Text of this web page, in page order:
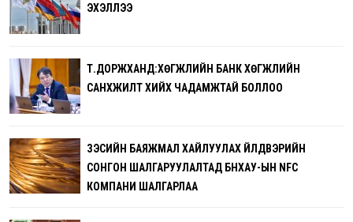
ЭХЭЛЛЭЭ
Т.ДОРЖХАНД:ХӨГЖЛИЙН БАНК ХӨГЖЛИЙН
САНХҮҮЖИЛТ ХИЙХ ЧАДАМЖТАЙ БОЛЛОО
ЗЭСИЙН БАЯЖМАЛ ХАЙЛУУЛАХ ҮЙЛДВЭРИЙН
СОНГОН ШАЛГАРУУЛАЛТАД БНХАУ-ЫН NFC
КОМПАНИ ШАЛГАРЛАА